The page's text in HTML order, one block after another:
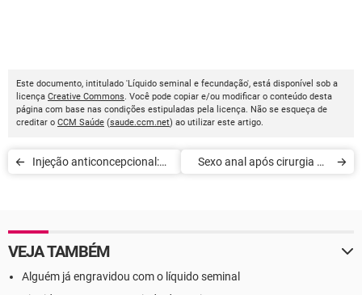
Este documento, intitulado 'Líquido seminal e fecundação', está disponível sob a
licença Creative Commons. Você pode copiar e/ou modificar o conteúdo desta
página com base nas condições estipuladas pela licença. Não se esqueça de
creditar o CCM Saúde (saude.ccm.net) ao utilizar este artigo.
Injeção anticoncepcional:
Sexo anal após cirurgia no
VEJA TAMBÉM
Alguém já engravidou com o líquido seminal